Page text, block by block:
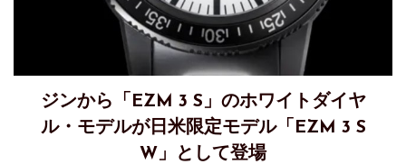
ジンから「EZM 3 S」のホワイトダイヤ
ル・モデルが日米限定モデル「EZM 3 S
W」として登場